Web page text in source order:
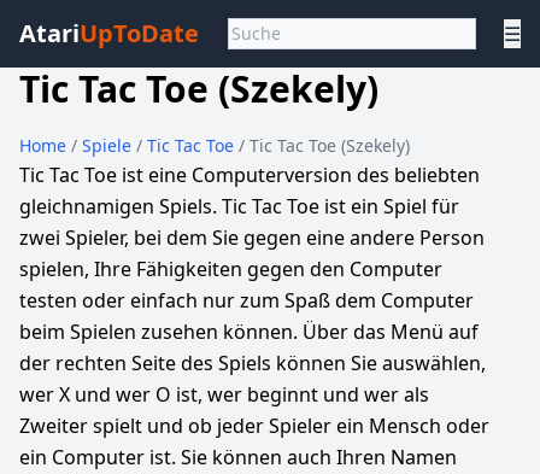
AtariUpToDate ☰
Tic Tac Toe (Szekely)
Home / Spiele / Tic Tac Toe / Tic Tac Toe (Szekely)
Tic Tac Toe ist eine Computerversion des beliebten
gleichnamigen Spiels. Tic Tac Toe ist ein Spiel für
zwei Spieler, bei dem Sie gegen eine andere Person
spielen, Ihre Fähigkeiten gegen den Computer
testen oder einfach nur zum Spaß dem Computer
beim Spielen zusehen können. Über das Menü auf
der rechten Seite des Spiels können Sie auswählen,
wer X und wer O ist, wer beginnt und wer als
Zweiter spielt und ob jeder Spieler ein Mensch oder
ein Computer ist. Sie können auch Ihren Namen